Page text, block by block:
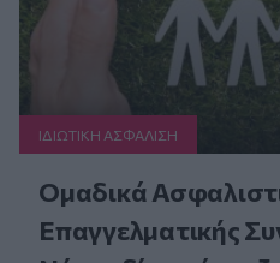
ΙΔΙΩΤΙΚΗ ΑΣΦAΛΙΣΗ
Ομαδικά
Επαγγελματικής